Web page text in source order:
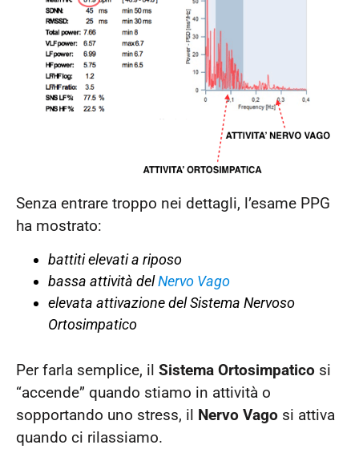
Senza entrare troppo nei dettagli, l’esame PPG
ha mostrato:
battiti elevati a riposo
bassa attività delNervo Vago
elevata attivazione del Sistema Nervoso
Ortosimpatico
Per farla semplice, il Sistema Ortosimpatico si
“accende” quando stiamo in attività o
sopportando uno stress, il Nervo Vago si attiva
quando ci rilassiamo.